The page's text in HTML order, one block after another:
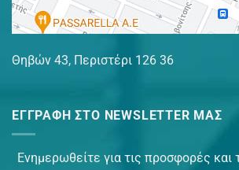
Θηβών 43, Περιστέρι 126 36
ΕΓΓΡΑΦΉ ΣΤΟ NEWSLETTER ΜΑΣ
Ενημερωθείτε για τις προσφορές και